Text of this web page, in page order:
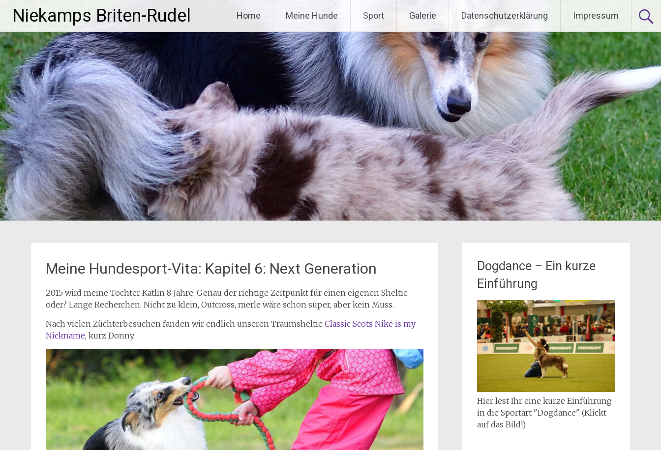
Inhalt
springen
Niekamps Briten-Rudel Home Meine Hunde Sport Galerie Datenschutzerklärung Impressum
Meine Hundesport-Vita: Kapitel 6: Next Generation
2015 wird meine Tochter Katlin 8 Jahre: Genau der richtige Zeitpunkt für einen eigenen Sheltie
oder? Lange Recherchen: Nicht zu klein, Outcross, merle wäre schon super, aber kein Muss.
Nach vielen Züchterbesuchen fanden wir endlich unseren Traumsheltie Classic Scots Nike is my
Nickname, kurz Donny.
Dogdance – Ein kurze
Einführung
Hier lest Ihr eine kurze Einführung
in die Sportart "Dogdance". (Klickt
auf das Bild!)